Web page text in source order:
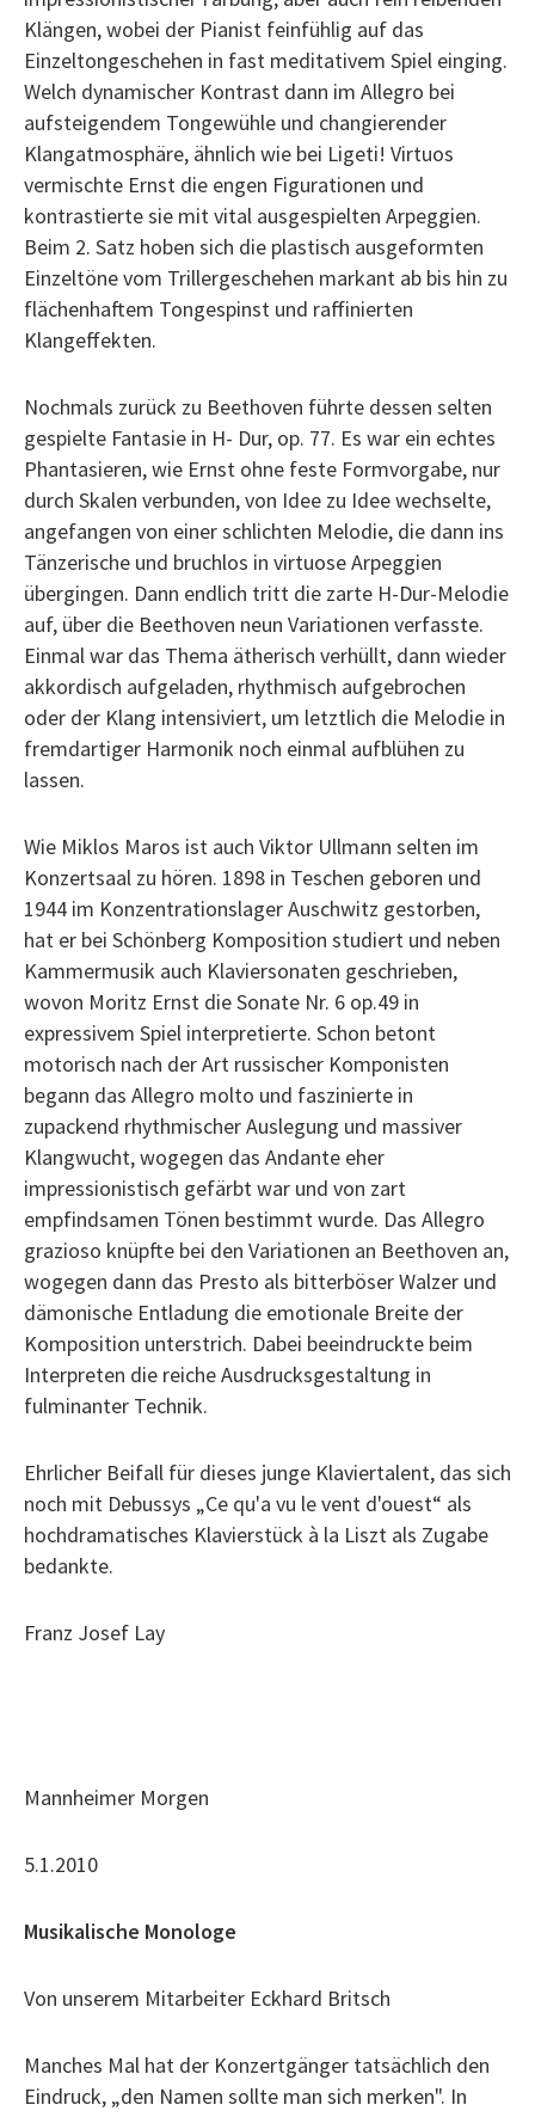
Klängen, wobei der Pianist feinfühlig auf das
Einzeltongeschehen in fast meditativem Spiel einging.
Welch dynamischer Kontrast dann im Allegro bei
aufsteigendem Tongewühle und changierender
Klangatmosphäre, ähnlich wie bei Ligeti! Virtuos
vermischte Ernst die engen Figurationen und
kontrastierte sie mit vital ausgespielten Arpeggien.
Beim 2. Satz hoben sich die plastisch ausgeformten
Einzeltöne vom Trillergeschehen markant ab bis hin zu
flächenhaftem Tongespinst und raffinierten
Klangeffekten.
Nochmals zurück zu Beethoven führte dessen selten
gespielte Fantasie in H- Dur, op. 77. Es war ein echtes
Phantasieren, wie Ernst ohne feste Formvorgabe, nur
durch Skalen verbunden, von Idee zu Idee wechselte,
angefangen von einer schlichten Melodie, die dann ins
Tänzerische und bruchlos in virtuose Arpeggien
übergingen. Dann endlich tritt die zarte H-Dur-Melodie
auf, über die Beethoven neun Variationen verfasste.
Einmal war das Thema ätherisch verhüllt, dann wieder
akkordisch aufgeladen, rhythmisch aufgebrochen
oder der Klang intensiviert, um letztlich die Melodie in
fremdartiger Harmonik noch einmal aufblühen zu
lassen.
Wie Miklos Maros ist auch Viktor Ullmann selten im
Konzertsaal zu hören. 1898 in Teschen geboren und
1944 im Konzentrationslager Auschwitz gestorben,
hat er bei Schönberg Komposition studiert und neben
Kammermusik auch Klaviersonaten geschrieben,
wovon Moritz Ernst die Sonate Nr. 6 op.49 in
expressivem Spiel interpretierte. Schon betont
motorisch nach der Art russischer Komponisten
begann das Allegro molto und faszinierte in
zupackend rhythmischer Auslegung und massiver
Klangwucht, wogegen das Andante eher
impressionistisch gefärbt war und von zart
empfindsamen Tönen bestimmt wurde. Das Allegro
grazioso knüpfte bei den Variationen an Beethoven an,
wogegen dann das Presto als bitterböser Walzer und
dämonische Entladung die emotionale Breite der
Komposition unterstrich. Dabei beeindruckte beim
Interpreten die reiche Ausdrucksgestaltung in
fulminanter Technik.
Ehrlicher Beifall für dieses junge Klaviertalent, das sich
noch mit Debussys „Ce qu'a vu le vent d'ouest“ als
hochdramatisches Klavierstück à la Liszt als Zugabe
bedankte.
Franz Josef Lay
Mannheimer Morgen
5.1.2010
Musikalische Monologe
Von unserem Mitarbeiter Eckhard Britsch
Manches Mal hat der Konzertgänger tatsächlich den
Eindruck, „den Namen sollte man sich merken". In